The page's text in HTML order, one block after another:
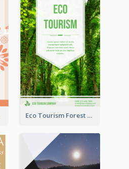
Eco Tourism Forest Flyer